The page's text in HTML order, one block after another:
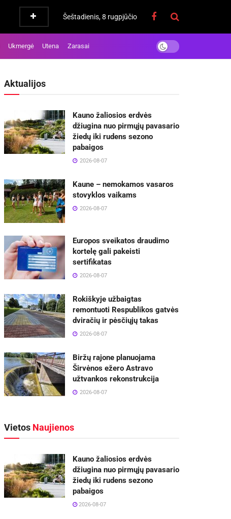
Šeštadienis, 8 rugpjūčio
Ukmergė Utena Zarasai
Aktualijos
Kauno žaliosios erdvės
džiugina nuo pirmųjų pavasario
žiedų iki rudens sezono
pabaigos
2026-08-07
Kaune – nemokamos vasaros
stovyklos vaikams
2026-08-07
Europos sveikatos draudimo
kortelę gali pakeisti
sertifikatas
2026-08-07
Rokiškyje užbaigtas
remontuoti Respublikos gatvės
dviračių ir pėsčiųjų takas
2026-08-07
Biržų rajone planuojama
Širvėnos ežero Astravo
užtvankos rekonstrukcija
2026-08-07
Vietos Naujienos
Kauno žaliosios erdvės
džiugina nuo pirmųjų pavasario
žiedų iki rudens sezono
pabaigos
2026-08-07